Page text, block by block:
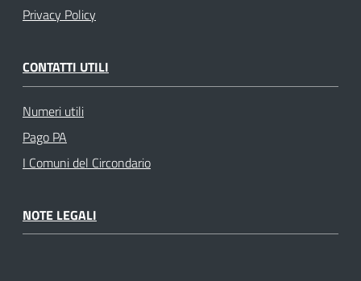
Privacy Policy
CONTATTI UTILI
Numeri utili
Pago PA
I Comuni del Circondario
NOTE LEGALI